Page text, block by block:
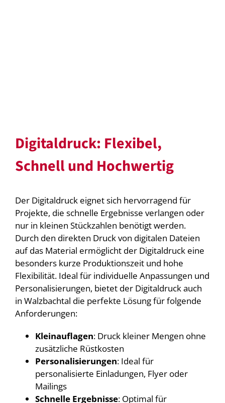
Digitaldruck: Flexibel,
Schnell und Hochwertig
Der Digitaldruck eignet sich hervorragend für
Projekte, die schnelle Ergebnisse verlangen oder
nur in kleinen Stückzahlen benötigt werden.
Durch den direkten Druck von digitalen Dateien
auf das Material ermöglicht der Digitaldruck eine
besonders kurze Produktionszeit und hohe
Flexibilität. Ideal für individuelle Anpassungen und
Personalisierungen, bietet der Digitaldruck auch
in Walzbachtal die perfekte Lösung für folgende
Anforderungen:
Kleinauflagen: Druck kleiner Mengen ohne
zusätzliche Rüstkosten
Personalisierungen: Ideal für
personalisierte Einladungen, Flyer oder
Mailings
Schnelle Ergebnisse: Optimal für